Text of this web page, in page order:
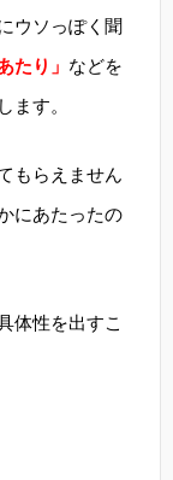
ウソっぽく聞
たり」 などを
ます。
もらえません
にあたったの
体性を出すこ